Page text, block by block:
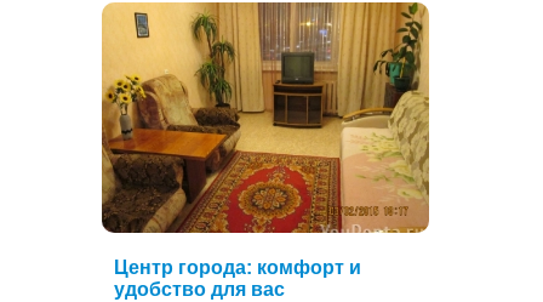
Центр города: комфорт и
удобство для вас